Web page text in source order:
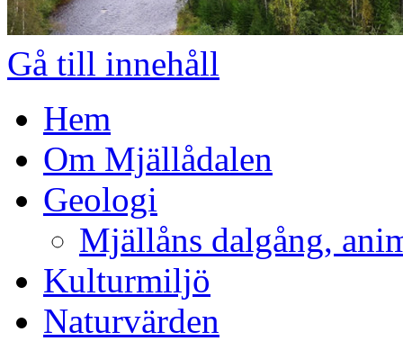
Gå till innehåll
Hem
Om Mjällådalen
Geologi
Mjällåns dalgång,
Kulturmiljö
Naturvärden